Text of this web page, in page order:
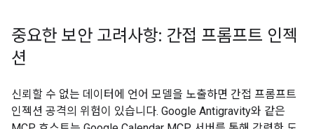
중요한 보안 고려사항: 간접 프롬프트 인젝
션
신뢰할 수 없는 데이터에 언어 모델을 노출하면 간접 프롬프트
인젝션 공격의 위험이 있습니다. Google Antigravity와 같은